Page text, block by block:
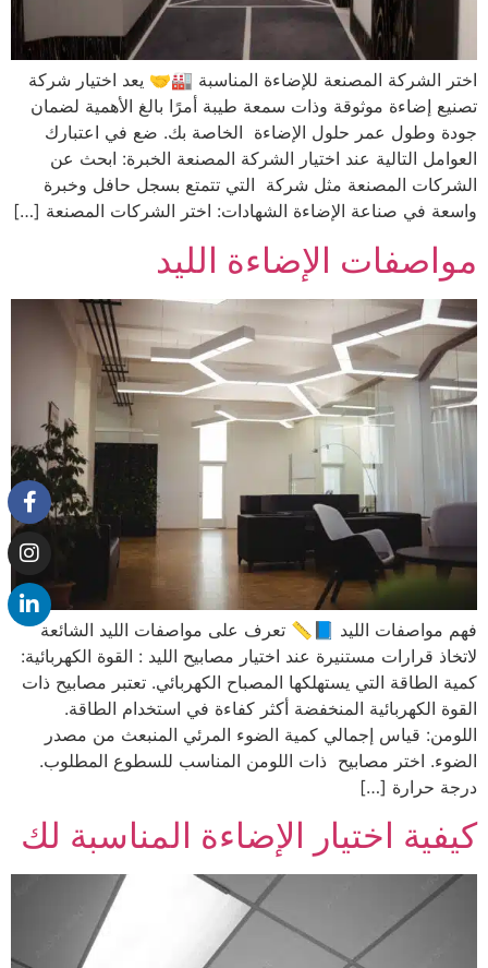
اختر الشركة المصنعة للإضاءة المناسبة 🏭🤝 يعد اختيار شركة
تصنيع إضاءة موثوقة وذات سمعة طيبة أمرًا بالغ الأهمية لضمان
جودة وطول عمر حلول الإضاءة الخاصة بك. ضع في اعتبارك
العوامل التالية عند اختيار الشركة المصنعة الخبرة: ابحث عن
الشركات المصنعة مثل شركة التي تتمتع بسجل حافل وخبرة
واسعة في صناعة الإضاءة الشهادات: اختر الشركات المصنعة […]
مواصفات الإضاءة الليد
فهم مواصفات الليد 📘📏 تعرف على مواصفات الليد الشائعة
لاتخاذ قرارات مستنيرة عند اختيار مصابيح الليد : القوة الكهربائية:
كمية الطاقة التي يستهلكها المصباح الكهربائي. تعتبر مصابيح ذات
القوة الكهربائية المنخفضة أكثر كفاءة في استخدام الطاقة.
اللومن: قياس إجمالي كمية الضوء المرئي المنبعث من مصدر
الضوء. اختر مصابيح ذات اللومن المناسب للسطوع المطلوب.
درجة حرارة […]
كيفية اختيار الإضاءة المناسبة لك